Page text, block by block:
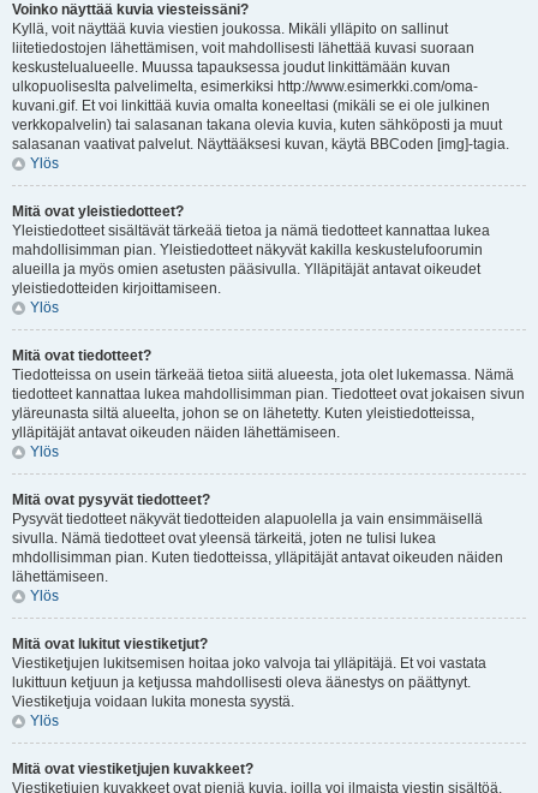
Voinko näyttää kuvia viesteissäni?
Kyllä, voit näyttää kuvia viestien joukossa. Mikäli ylläpito on sallinut
liitetiedostojen lähettämisen, voit mahdollisesti lähettää kuvasi suoraan
keskustelualueelle. Muussa tapauksessa joudut linkittämään kuvan
ulkopuoliseslta palvelimelta, esimerkiksi http://www.esimerkki.com/oma-
kuvani.gif. Et voi linkittää kuvia omalta koneeltasi (mikäli se ei ole julkinen
verkkopalvelin) tai salasanan takana olevia kuvia, kuten sähköposti ja muut
salasanan vaativat palvelut. Näyttääksesi kuvan, käytä BBCoden [img]-tagia.
Ylös
Mitä ovat yleistiedotteet?
Yleistiedotteet sisältävät tärkeää tietoa ja nämä tiedotteet kannattaa lukea
mahdollisimman pian. Yleistiedotteet näkyvät kakilla keskustelufoorumin
alueilla ja myös omien asetusten pääsivulla. Ylläpitäjät antavat oikeudet
yleistiedotteiden kirjoittamiseen.
Ylös
Mitä ovat tiedotteet?
Tiedotteissa on usein tärkeää tietoa siitä alueesta, jota olet lukemassa. Nämä
tiedotteet kannattaa lukea mahdollisimman pian. Tiedotteet ovat jokaisen sivun
yläreunasta siltä alueelta, johon se on lähetetty. Kuten yleistiedotteissa,
ylläpitäjät antavat oikeuden näiden lähettämiseen.
Ylös
Mitä ovat pysyvät tiedotteet?
Pysyvät tiedotteet näkyvät tiedotteiden alapuolella ja vain ensimmäisellä
sivulla. Nämä tiedotteet ovat yleensä tärkeitä, joten ne tulisi lukea
mhdollisimman pian. Kuten tiedotteissa, ylläpitäjät antavat oikeuden näiden
lähettämiseen.
Ylös
Mitä ovat lukitut viestiketjut?
Viestiketjujen lukitsemisen hoitaa joko valvoja tai ylläpitäjä. Et voi vastata
lukittuun ketjuun ja ketjussa mahdollisesti oleva äänestys on päättynyt.
Viestiketjuja voidaan lukita monesta syystä.
Ylös
Mitä ovat viestiketjujen kuvakkeet?
Viestiketjujen kuvakkeet ovat pieniä kuvia, joilla voi ilmaista viestin sisältöä.